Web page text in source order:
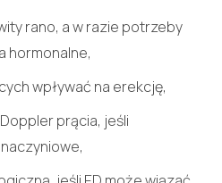
rano, a w razie potrzeby
hormonalne,
wpływać na erekcję,
Doppler prącia, jeśli